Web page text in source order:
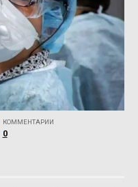
КОММЕНТАРИИ
0